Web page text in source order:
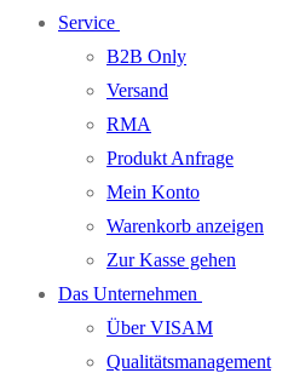
Service
B2B Only
Versand
RMA
Produkt Anfrage
Mein Konto
Warenkorb anzeigen
Zur Kasse gehen
Das Unternehmen
Über VISAM
Qualitätsmanagement